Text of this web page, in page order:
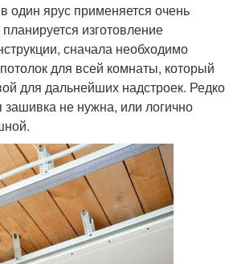
один ярус применяется очень
изготовление
сначала необходимо
для всей комнаты, который
для дальнейших надстроек. Редко
зашивка не нужна, или логично